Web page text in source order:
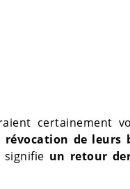
certainement
révocation de leurs
signifie un retour